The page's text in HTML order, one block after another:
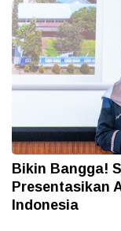
Bikin Bangga!
Presentasikan
Indonesia